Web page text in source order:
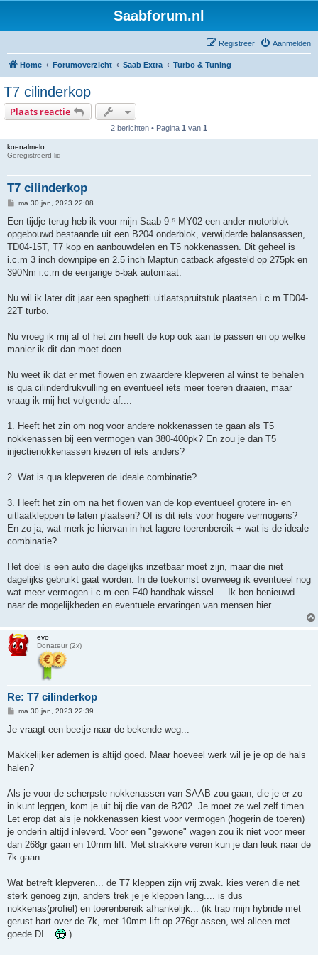
Saabforum.nl
Aanmelden
Registreer
Home Forumoverzicht Saab Extra Turbo & Tuning
T7 cilinderkop
Plaats reactie
2 berichten • Pagina 1 van 1
koenalmelo
Geregistreerd lid
T7 cilinderkop
B
r
c
h
ma 30 jan, 2023 22:08
Een tijdje terug heb ik voor mijn Saab 9-⁵ MY02 een ander motorblok
opgebouwd bestaande uit een B204 onderblok, verwijderde balansassen,
TD04-15T, T7 kop en aanbouwdelen en T5 nokkenassen. Dit geheel is
i.c.m 3 inch downpipe en 2.5 inch Maptun catback afgesteld op 275pk en
390Nm i.c.m de eenjarige 5-bak automaat.
Nu wil ik later dit jaar een spaghetti uitlaatspruitstuk plaatsen i.c.m TD04-
22T turbo.
Nu vroeg ik mij af of het zin heeft de kop ook aan te passen en op welke
manier ik dit dan moet doen.
Nu weet ik dat er met flowen en zwaardere klepveren al winst te behalen
is qua cilinderdrukvulling en eventueel iets meer toeren draaien, maar
vraag ik mij het volgende af....
1. Heeft het zin om nog voor andere nokkenassen te gaan als T5
nokkenassen bij een vermogen van 380-400pk? En zou je dan T5
injectienokkenassen kiezen of iets anders?
2. Wat is qua klepveren de ideale combinatie?
3. Heeft het zin om na het flowen van de kop eventueel grotere in- en
uitlaatkleppen te laten plaatsen? Of is dit iets voor hogere vermogens?
En zo ja, wat merk je hiervan in het lagere toerenbereik + wat is de ideale
combinatie?
Het doel is een auto die dagelijks inzetbaar moet zijn, maar die niet
dagelijks gebruikt gaat worden. In de toekomst overweeg ik eventueel nog
wat meer vermogen i.c.m een F40 handbak wissel.... Ik ben benieuwd
naar de mogelijkheden en eventuele ervaringen van mensen hier.
evo
Donateur (2x)
Re: T7 cilinderkop
B
r
h
ma 30 jan, 2023 22:39
Je vraagt een beetje naar de bekende weg...
Makkelijker ademen is altijd goed. Maar hoeveel werk wil je je op de hals
halen?
Als je voor de scherpste nokkenassen van SAAB zou gaan, die je er zo
in kunt leggen, kom je uit bij die van de B202. Je moet ze wel zelf timen.
Let erop dat als je nokkenassen kiest voor vermogen (hogerin de toeren)
je onderin altijd inleverd. Voor een "gewone" wagen zou ik niet voor meer
dan 268gr gaan en 10mm lift. Met strakkere veren kun je dan leuk naar de
7k gaan.
Wat betreft klepveren... de T7 kleppen zijn vrij zwak. kies veren die net
sterk genoeg zijn, anders trek je je kleppen lang.... is dus
nokkenas(profiel) en toerenbereik afhankelijk... (ik trap mijn hybride met
gerust hart over de 7k, met 10mm lift op 276gr assen, wel alleen met
goede DI...
)